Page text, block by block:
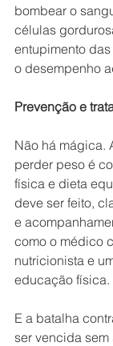
bombear o
células
entupimento
o desempenho
Prevenção e
Não há mágica.
perder peso é
física e dieta
deve ser feito,
e
como o médico
nutricionista e
educação física.
E a batalha
ser vencida sem